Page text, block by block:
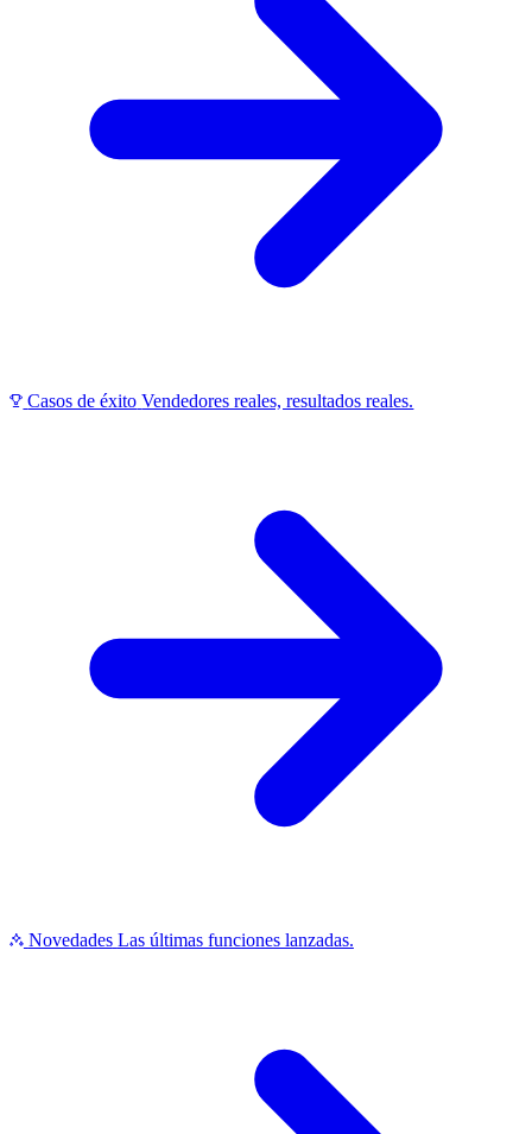
Casos de éxito Vendedores reales, resultados reales.
Novedades Las últimas funciones lanzadas.